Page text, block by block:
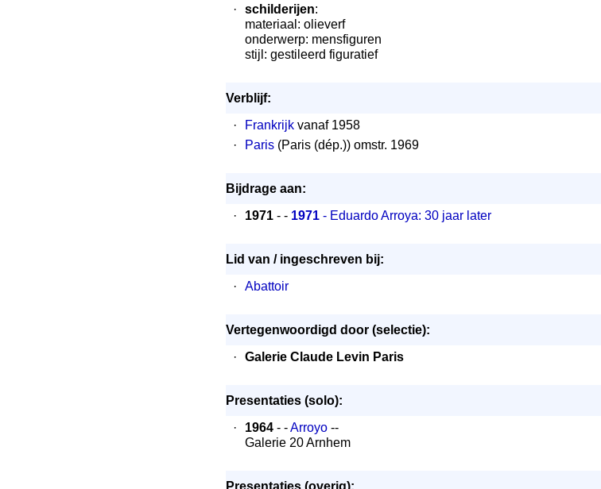
·
schilderijen:
materiaal: olieverf
onderwerp: mensfiguren
stijl: gestileerd figuratief
Verblijf:
·
Frankrijkvanaf 1958
·
Paris(Paris (dép.)) omstr. 1969
Bijdrage aan:
·
1971- - 1971- Eduardo Arroya: 30 jaar later
Lid van / ingeschreven bij:
·
Abattoir
Vertegenwoordigd door (selectie):
·
Galerie Claude Levin Paris
Presentaties (solo):
·
1964- -Arroyo--
Galerie 20 Arnhem
Presentaties (overig):